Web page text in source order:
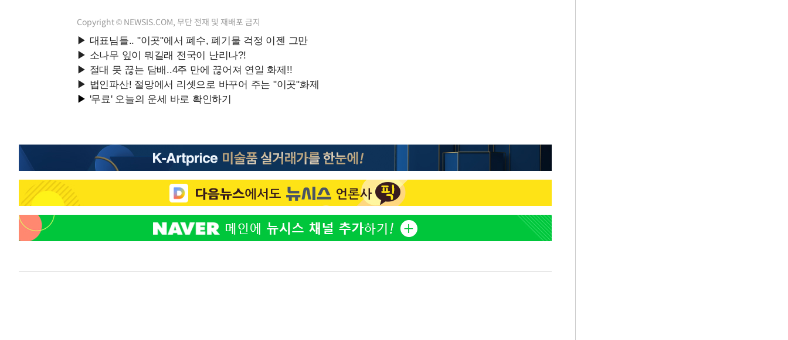
Copyright © NEWSIS.COM, 무단 전재 및 재배포 금지